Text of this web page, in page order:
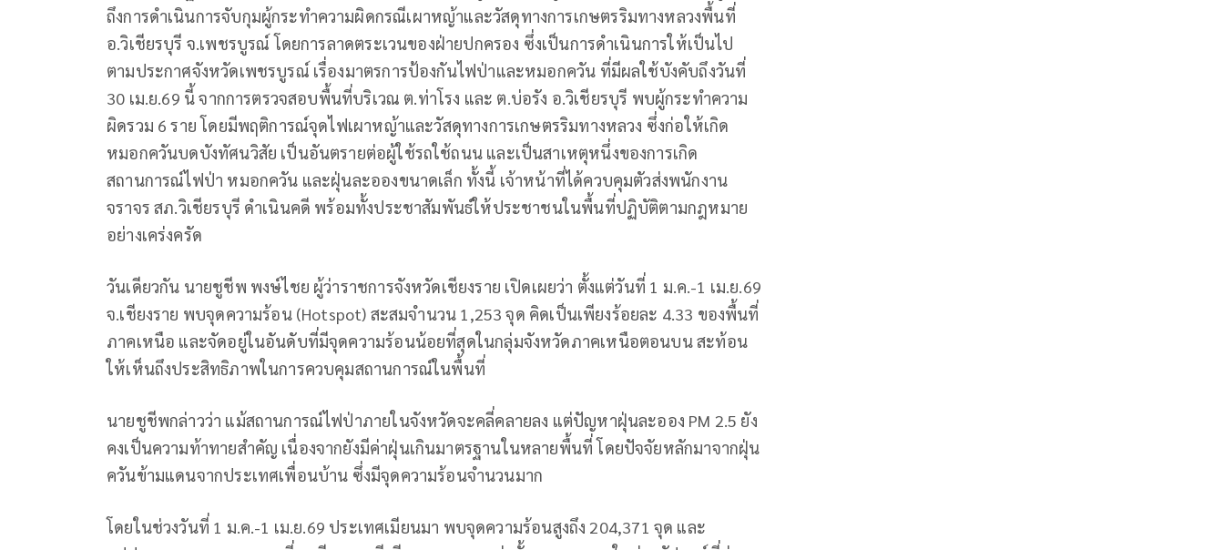
ถึงการดำเนินการจับกุมผู้กระทำความผิดกรณีเผาหญ้าและวัสดุทางการเกษตรริมทางหลวงพื้นที่
อ.วิเชียรบุรี จ.เพชรบูรณ์ โดยการลาดตระเวนของฝ่ายปกครอง ซึ่งเป็นการดำเนินการให้เป็นไป
ตามประกาศจังหวัดเพชรบูรณ์ เรื่องมาตรการป้องกันไฟป่าและหมอกควัน ที่มีผลใช้บังคับถึงวันที่
30 เม.ย.69 นี้ จากการตรวจสอบพื้นที่บริเวณ ต.ท่าโรง และ ต.บ่อรัง อ.วิเชียรบุรี พบผู้กระทำความ
ผิดรวม 6 ราย โดยมีพฤติการณ์จุดไฟเผาหญ้าและวัสดุทางการเกษตรริมทางหลวง ซึ่งก่อให้เกิด
หมอกควันบดบังทัศนวิสัย เป็นอันตรายต่อผู้ใช้รถใช้ถนน และเป็นสาเหตุหนึ่งของการเกิด
สถานการณ์ไฟป่า หมอกควัน และฝุ่นละอองขนาดเล็ก ทั้งนี้ เจ้าหน้าที่ได้ควบคุมตัวส่งพนักงาน
จราจร สภ.วิเชียรบุรี ดำเนินคดี พร้อมทั้งประชาสัมพันธ์ให้ประชาชนในพื้นที่ปฏิบัติตามกฎหมาย
อย่างเคร่งครัด
วันเดียวกัน นายชูชีพ พงษ์ไชย ผู้ว่าราชการจังหวัดเชียงราย เปิดเผยว่า ตั้งแต่วันที่ 1 ม.ค.-1 เม.ย.69
จ.เชียงราย พบจุดความร้อน (Hotspot) สะสมจำนวน 1,253 จุด คิดเป็นเพียงร้อยละ 4.33 ของพื้นที่
ภาคเหนือ และจัดอยู่ในอันดับที่มีจุดความร้อนน้อยที่สุดในกลุ่มจังหวัดภาคเหนือตอนบน สะท้อน
ให้เห็นถึงประสิทธิภาพในการควบคุมสถานการณ์ในพื้นที่
นายชูชีพกล่าวว่า แม้สถานการณ์ไฟป่าภายในจังหวัดจะคลี่คลายลง แต่ปัญหาฝุ่นละออง PM 2.5 ยัง
คงเป็นความท้าทายสำคัญ เนื่องจากยังมีค่าฝุ่นเกินมาตรฐานในหลายพื้นที่ โดยปัจจัยหลักมาจากฝุ่น
ควันข้ามแดนจากประเทศเพื่อนบ้าน ซึ่งมีจุดความร้อนจำนวนมาก
โดยในช่วงวันที่ 1 ม.ค.-1 เม.ย.69 ประเทศเมียนมา พบจุดความร้อนสูงถึง 204,371 จุด และ